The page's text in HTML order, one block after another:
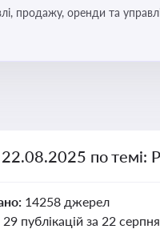
продажу, оренди та
по темі:
14258 джерел
29 публікацій за 22 серпня